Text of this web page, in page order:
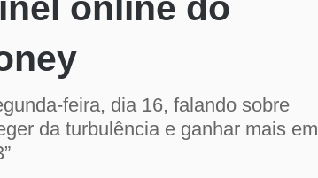
feira, dia 16, falando sobre
da turbulência e ganhar mais em